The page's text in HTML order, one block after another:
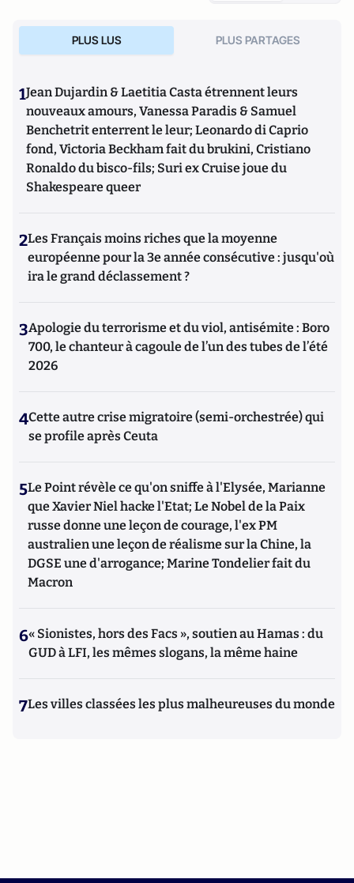
PLUS LUS PLUS PARTAGES
1Jean Dujardin & Laetitia Casta étrennent leurs
nouveaux amours, Vanessa Paradis & Samuel
Benchetrit enterrent le leur; Leonardo di Caprio
fond, Victoria Beckham fait du brukini, Cristiano
Ronaldo du bisco-fils; Suri ex Cruise joue du
Shakespeare queer
2Les Français moins riches que la moyenne
européenne pour la 3e année consécutive : jusqu'où
ira le grand déclassement ?
3Apologie du terrorisme et du viol, antisémite : Boro
700, le chanteur à cagoule de l’un des tubes de l’été
2026
4Cette autre crise migratoire (semi-orchestrée) qui
se profile après Ceuta
5Le Point révèle ce qu'on sniffe à l'Elysée, Marianne
que Xavier Niel hacke l'Etat; Le Nobel de la Paix
russe donne une leçon de courage, l'ex PM
australien une leçon de réalisme sur la Chine, la
DGSE une d'arrogance; Marine Tondelier fait du
Macron
6« Sionistes, hors des Facs », soutien au Hamas : du
GUD à LFI, les mêmes slogans, la même haine
7Les villes classées les plus malheureuses du monde